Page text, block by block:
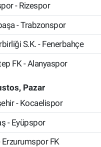
- Rizespor
- Trabzonspor
S.K. - Fenerbahçe
FK - Alanyaspor
Pazar
- Kocaelispor
- Eyüpspor
FK